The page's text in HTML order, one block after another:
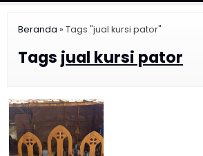
Beranda » Tags "jual kursi pator"
Tags jual kursi pator